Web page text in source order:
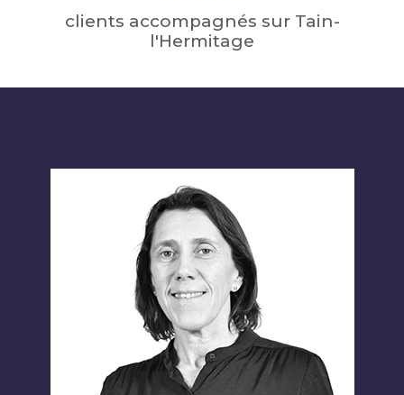
clients accompagnés sur Tain-
l'Hermitage